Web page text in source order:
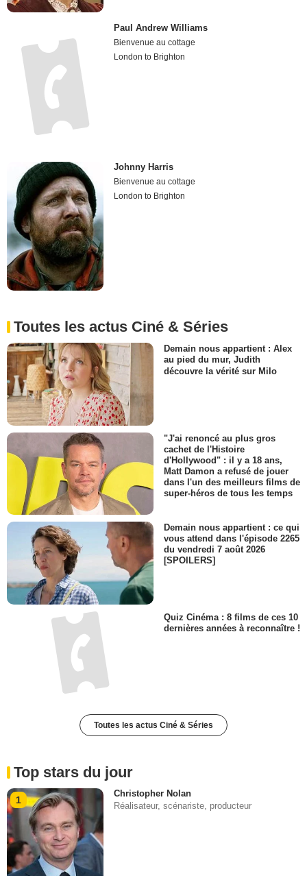
Paul Andrew Williams
Bienvenue au cottage
London to Brighton
Johnny Harris
Bienvenue au cottage
London to Brighton
Toutes les actus Ciné & Séries
Demain nous appartient : Alex
au pied du mur, Judith
découvre la vérité sur Milo
"J'ai renoncé au plus gros
cachet de l'Histoire
d'Hollywood" : il y a 18 ans,
Matt Damon a refusé de jouer
dans l'un des meilleurs films de
super-héros de tous les temps
Demain nous appartient : ce qui
vous attend dans l'épisode 2265
du vendredi 7 août 2026
[SPOILERS]
Quiz Cinéma : 8 films de ces 10
dernières années à reconnaître !
Toutes les actus Ciné & Séries
Top stars du jour
1
Christopher Nolan
Réalisateur, scénariste, producteur